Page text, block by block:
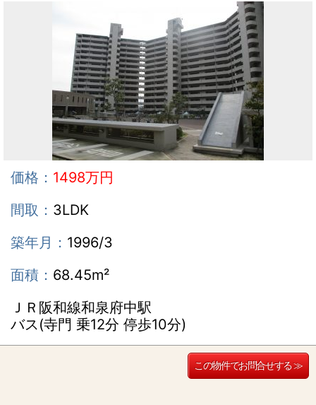
価格： 1498万円
間取： 3LDK
築年月： 1996/3
面積： 68.45m²
ＪＲ阪和線和泉府中駅
バス(寺門 乗12分 停歩10分)
この物件でお問合せする ≫